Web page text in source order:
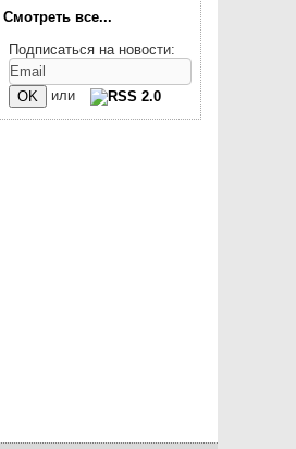
Смотреть все...
Подписаться на новости:
или